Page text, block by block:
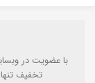
با عضویت در
تخفیف